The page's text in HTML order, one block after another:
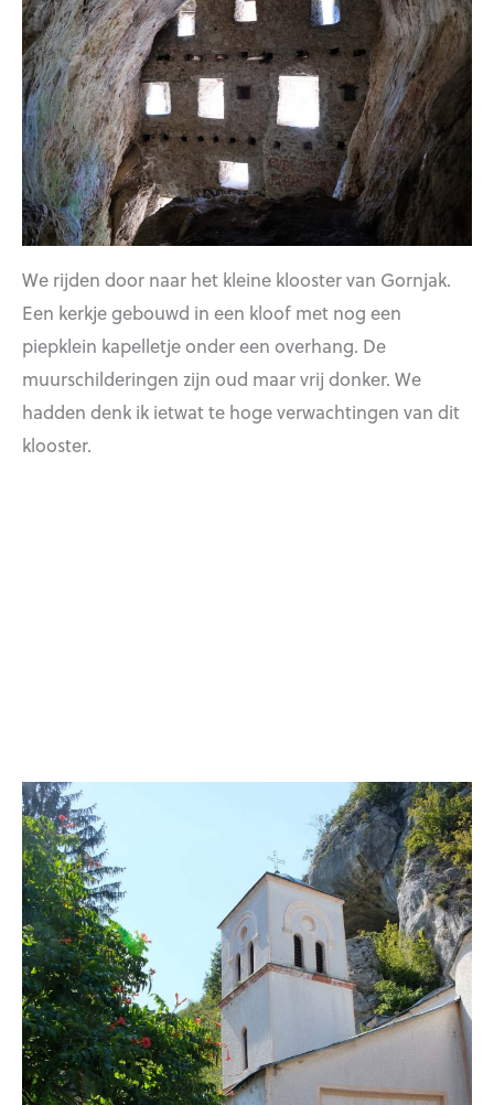
We rijden door naar het kleine klooster van Gornjak.
Een kerkje gebouwd in een kloof met nog een
piepklein kapelletje onder een overhang. De
muurschilderingen zijn oud maar vrij donker. We
hadden denk ik ietwat te hoge verwachtingen van dit
klooster.